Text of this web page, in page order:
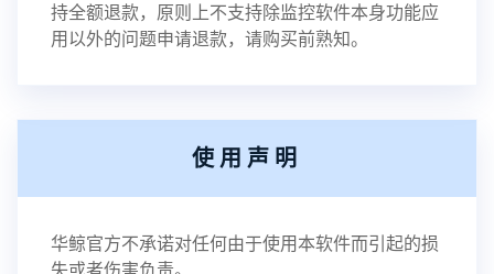
持全额退款，原则上不支持除监控软件本身功能应
用以外的问题申请退款，请购买前熟知。
使用声明
华鲸官方不承诺对任何由于使用本软件而引起的损